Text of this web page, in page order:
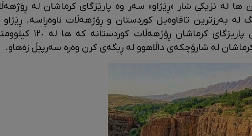
ها لە نزیکی شار «ڕێژاو» سەر وە پارێزگای کرماشان لە
لە بەرزترین تافاوەیل کوردستان و ڕۆژهەڵات ناوەڕاسە. ڕێژاو
یەکێگ لە شارەیل پاریزگای کرماشان ڕۆژهەڵات کوردستانە
لە شارۆچکەی داڵاهوو لە ڕیگەی کرن وەرە سەرپێڵ زەهاو.